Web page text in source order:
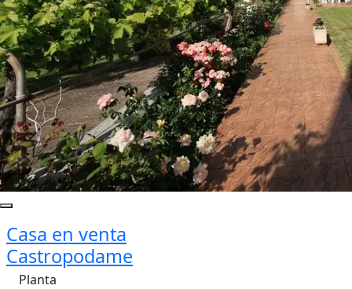
Casa en venta
Castropodame
Planta